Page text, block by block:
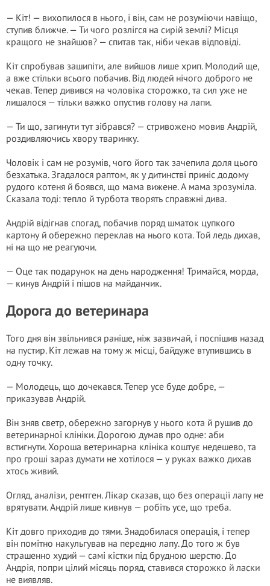
— Кіт! — вихопилося в нього, і він, сам не розуміючи навіщо,
ступив ближче. — Ти чого розлігся на сирій землі? Місця
кращого не знайшов? — спитав так, ніби чекав відповіді.
Кіт спробував зашипіти, але вийшов лише хрип. Молодий ще,
а вже стільки всього побачив. Від людей нічого доброго не
чекав. Тепер дивився на чоловіка сторожко, та сил уже не
лишалося — тільки важко опустив голову на лапи.
— Ти що, загинyти тут зібрався? — стривожено мовив Андрій,
роздивляючись хвору тваринку.
Чоловік і сам не розумів, чого його так зачепила доля цього
безхатька. Згадалося раптом, як у дитинстві приніс додому
рудого котеня й боявся, що мама вижене. А мама зрозуміла.
Сказала тоді: тепло й турбота творять справжні дива.
Андрій відігнав спогад, побачив поряд шматок цупкого
картону й обережно переклав на нього кота. Той ледь дихав,
ні на що не реагуючи.
— Оце так подарунок на день народження! Тримайся, морда,
— кинув Андрій і пішов на майданчик.
Дорога до ветеринара
Того дня він звільнився раніше, ніж зазвичай, і поспішив назад
на пустир. Кіт лежав на тому ж місці, байдуже втупившись в
одну точку.
— Молодець, що дочекався. Тепер усе буде добре, —
приказував Андрій.
Він зняв светр, обережно загорнув у нього кота й рушив до
ветеринарної клініки. Дорогою думав про одне: аби
встигнути. Хороша ветеринарна клініка коштує недешево, та
про гроші зараз думати не хотілося — у руках важко дихав
хтось живий.
Огляд, аналізи, рентген. Лікар сказав, що без операції лапу не
врятувати. Андрій лише кивнув — робіть усе, що треба.
Кіт довго приходив до тями. Знадобилася операція, і тепер
він помітно накульгував на передню лапу. До того ж був
страшенно худий — самі кістки під брудною шерстю. До
Андрія, попри цілий місяць поряд, ставився сторожко й ласки
не виявляв.